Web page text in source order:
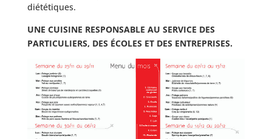
diététiques.
UNE CUISINE RESPONSABLE AU SERVICE DES
PARTICULIERS, DES ÉCOLES ET DES ENTREPRISES.